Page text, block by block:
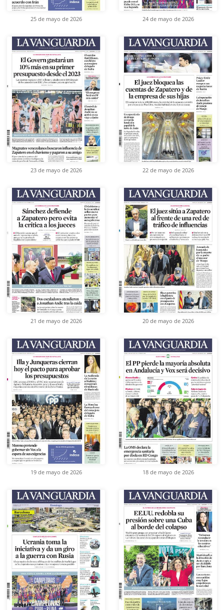
25 de mayo de 2026 24 de mayo de 2026
23 de mayo de 2026 22 de mayo de 2026
21 de mayo de 2026 20 de mayo de 2026
19 de mayo de 2026 18 de mayo de 2026